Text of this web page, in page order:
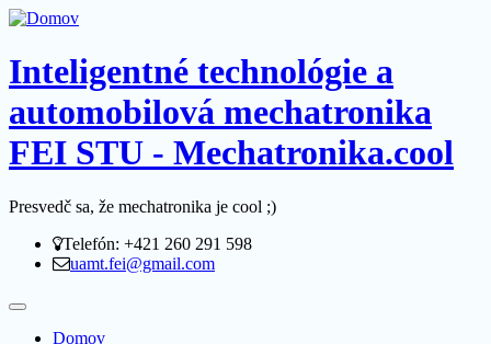
Inteligentné technológie a
automobilová mechatronika
FEI STU - Mechatronika.cool
Presvedč sa, že mechatronika je cool ;)
Telefón: +421 260 291 598
uamt.fei@gmail.com
Domov